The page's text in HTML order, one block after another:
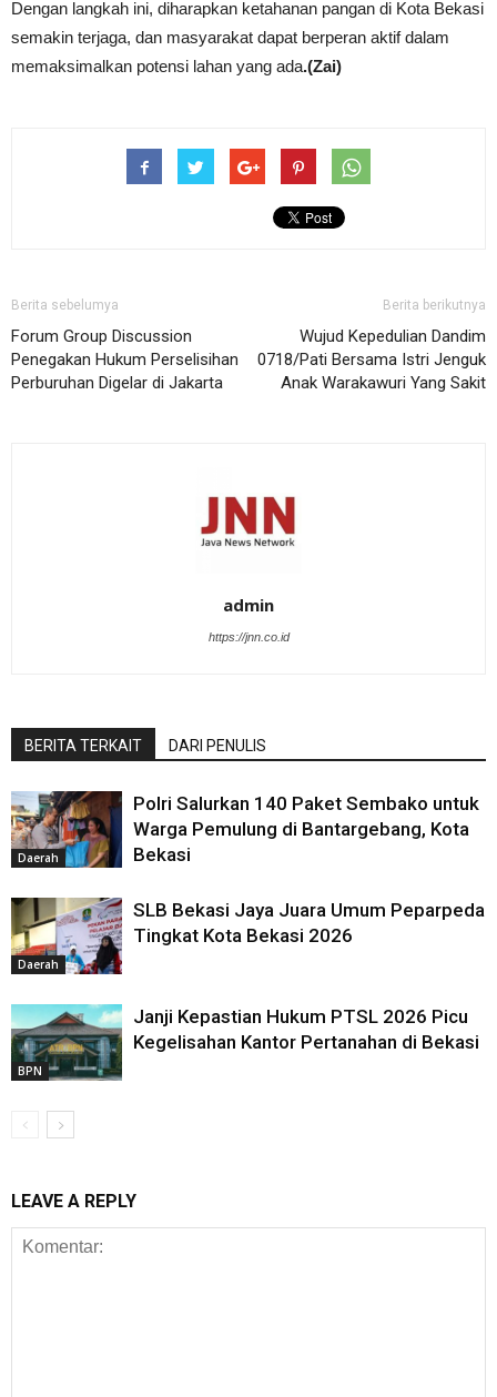
Dengan langkah ini, diharapkan ketahanan pangan di Kota Bekasi
semakin terjaga, dan masyarakat dapat berperan aktif dalam
memaksimalkan potensi lahan yang ada.(Zai)
Berita sebelumya
Forum Group Discussion
Penegakan Hukum Perselisihan
Perburuhan Digelar di Jakarta
Berita berikutnya
Wujud Kepedulian Dandim
0718/Pati Bersama Istri Jenguk
Anak Warakawuri Yang Sakit
admin
https://jnn.co.id
BERITA TERKAIT DARI PENULIS
Daerah
Polri Salurkan 140 Paket Sembako untuk
Warga Pemulung di Bantargebang, Kota
Bekasi
Daerah
SLB Bekasi Jaya Juara Umum Peparpeda
Tingkat Kota Bekasi 2026
BPN
Janji Kepastian Hukum PTSL 2026 Picu
Kegelisahan Kantor Pertanahan di Bekasi
LEAVE A REPLY